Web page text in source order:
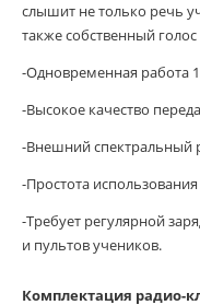
слышит не только речь
также собственный голос
-Одновременная работа
-Высокое качество
-Внешний спектральный
-Простота использования
-Требует регулярной
и пультов учеников.
Комплектация радио-